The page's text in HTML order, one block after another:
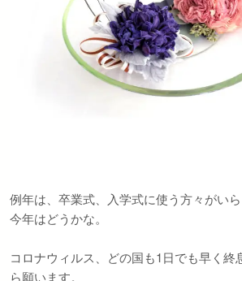
例年は、卒業式、入学式に使う方々がいら
今年はどうかな。
コロナウィルス、どの国も1日でも早く終
ら願います。